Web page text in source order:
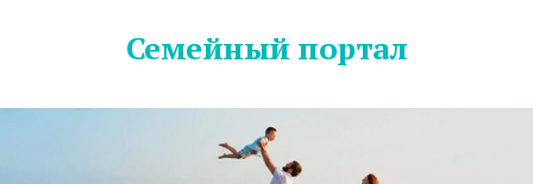
Семейный портал